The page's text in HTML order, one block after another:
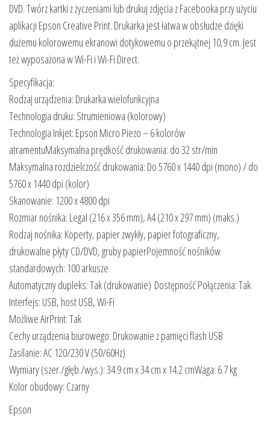
DVD. Twórz kartki z życzeniami lub drukuj zdjęcia z Facebooka przy użyciu
aplikacji Epson Creative Print. Drukarka jest łatwa w obsłudze dzięki
dużemu kolorowemu ekranowi dotykowemu o przekątnej 10,9 cm. Jest
też wyposażona w Wi-Fi i Wi-Fi Direct.
Specyfikacja:
Rodzaj urządzenia: Drukarka wielofunkcyjna
Technologia druku: Strumieniowa (kolorowy)
Technologia Inkjet: Epson Micro Piezo – 6 kolorów
atramentuMaksymalna prędkość drukowania: do 32 str/min
Maksymalna rozdzielczość drukowania: Do 5760 x 1440 dpi (mono) / do
5760 x 1440 dpi (kolor)
Skanowanie: 1200 x 4800 dpi
Rozmiar nośnika: Legal (216 x 356 mm), A4 (210 x 297 mm) (maks.)
Rodzaj nośnika: Koperty, papier zwykły, papier fotograficzny,
drukowalne płyty CD/DVD, gruby papierPojemność nośników
standardowych: 100 arkusze
Automatyczny dupleks: Tak (drukowanie) Dostępność Połączenia: Tak
Interfejs: USB, host USB, Wi-Fi
Możliwe AirPrint: Tak
Cechy urządzenia biurowego: Drukowanie z pamięci flash USB
Zasilanie: AC 120/230 V (50/60Hz)
Wymiary (szer./głęb./wys.): 34.9 cm x 34 cm x 14.2 cmWaga: 6.7 kg
Kolor obudowy: Czarny
Epson